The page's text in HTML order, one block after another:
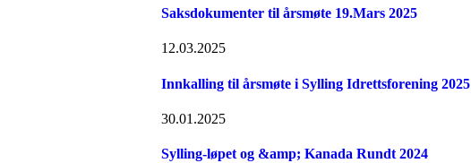
Saksdokumenter til årsmøte 19.Mars 2025
12.03.2025
Innkalling til årsmøte i Sylling Idrettsforening 2025
30.01.2025
Sylling-løpet og &amp; Kanada Rundt 2024